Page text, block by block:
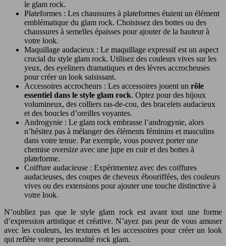
le glam rock.
Plateformes : Les chaussures à plateformes étaient un élément
emblématique du glam rock. Choisissez des bottes ou des
chaussures à semelles épaisses pour ajouter de la hauteur à
votre look.
Maquillage audacieux : Le maquillage expressif est un aspect
crucial du style glam rock. Utilisez des couleurs vives sur les
yeux, des eyeliners dramatiques et des lèvres accrocheuses
pour créer un look saisissant.
Accessoires accrocheurs : Les accessoires jouent un rôle
essentiel dans le style glam rock. Optez pour des bijoux
volumineux, des colliers ras-de-cou, des bracelets audacieux
et des boucles d’oreilles voyantes.
Androgynie : Le glam rock embrasse l’androgynie, alors
n’hésitez pas à mélanger des éléments féminins et masculins
dans votre tenue. Par exemple, vous pouvez porter une
chemise oversize avec une jupe en cuir et des bottes à
plateforme.
Coiffure audacieuse : Expérimentez avec des coiffures
audacieuses, des coupes de cheveux ébouriffées, des couleurs
vives ou des extensions pour ajouter une touche distinctive à
votre look.
N’oubliez pas que le style glam rock est avant tout une forme
d’expression artistique et créative. N’ayez pas peur de vous amuser
avec les couleurs, les textures et les accessoires pour créer un look
qui reflète votre personnalité rock glam.